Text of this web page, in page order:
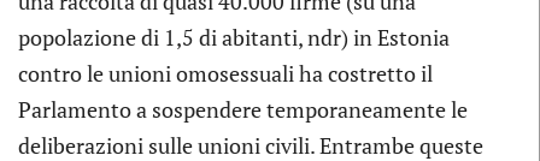
popolazione di 1,5 di abitanti, ndr) in Estonia
contro le unioni omosessuali ha costretto il
Parlamento a sospendere temporaneamente le
deliberazioni sulle unioni civili. Entrambe queste